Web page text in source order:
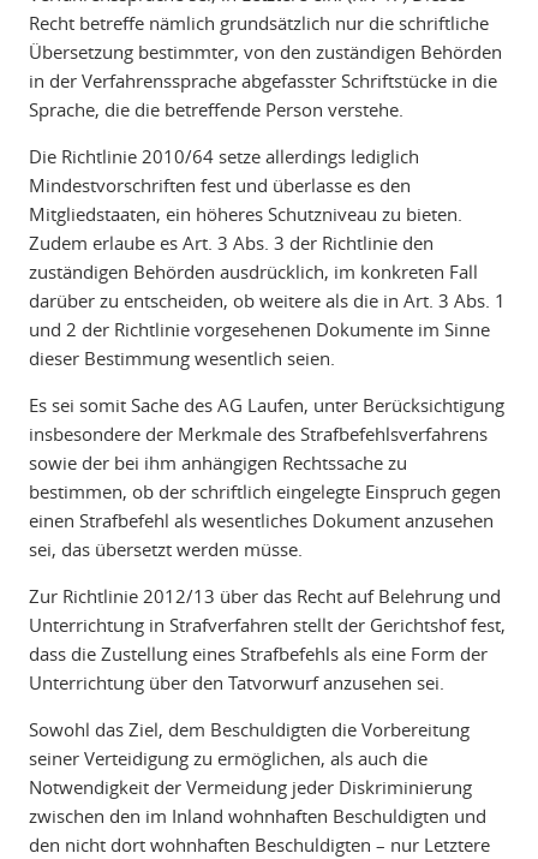
Recht betreffe nämlich grundsätzlich nur die schriftliche
Übersetzung bestimmter, von den zuständigen Behörden
in der Verfahrenssprache abgefasster Schriftstücke in die
Sprache, die die betreffende Person verstehe.
Die Richtlinie 2010/64 setze allerdings lediglich
Mindestvorschriften fest und überlasse es den
Mitgliedstaaten, ein höheres Schutzniveau zu bieten.
Zudem erlaube es Art. 3 Abs. 3 der Richtlinie den
zuständigen Behörden ausdrücklich, im konkreten Fall
darüber zu entscheiden, ob weitere als die in Art. 3 Abs. 1
und 2 der Richtlinie vorgesehenen Dokumente im Sinne
dieser Bestimmung wesentlich seien.
Es sei somit Sache des AG Laufen, unter Berücksichtigung
insbesondere der Merkmale des Strafbefehlsverfahrens
sowie der bei ihm anhängigen Rechtssache zu
bestimmen, ob der schriftlich eingelegte Einspruch gegen
einen Strafbefehl als wesentliches Dokument anzusehen
sei, das übersetzt werden müsse.
Zur Richtlinie 2012/13 über das Recht auf Belehrung und
Unterrichtung in Strafverfahren stellt der Gerichtshof fest,
dass die Zustellung eines Strafbefehls als eine Form der
Unterrichtung über den Tatvorwurf anzusehen sei.
Sowohl das Ziel, dem Beschuldigten die Vorbereitung
seiner Verteidigung zu ermöglichen, als auch die
Notwendigkeit der Vermeidung jeder Diskriminierung
zwischen den im Inland wohnhaften Beschuldigten und
den nicht dort wohnhaften Beschuldigten – nur Letztere